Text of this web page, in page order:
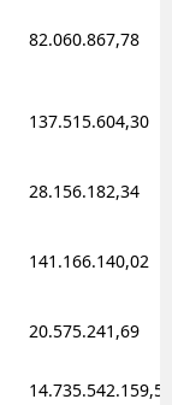
82.060.867,78
137.515.604,30
28.156.182,34
141.166.140,02
20.575.241,69
14.735.542.159,50